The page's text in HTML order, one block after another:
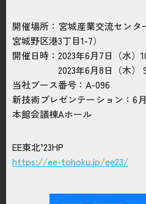
開催場所：宮城産業交流セン
宮城野区港3丁目1-7）
開催日時：2023年6月7日（水）
2023年6月8日（木） 9：
当社ブース番号：A-096
新技術プレゼンテーション：6
本館会議棟Aホール
EE東北’23HP
https://ee-tohoku.jp/ee23/